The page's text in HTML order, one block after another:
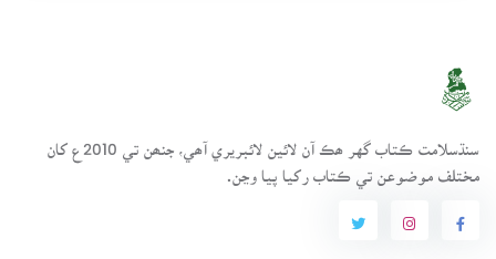
سنڌسلامت ڪتاب گهر ھڪ آن لائين لائبريري آھي، جنھن تي 2010ع کان
مختلف موضوعن تي ڪتاب رکيا پيا وڃن.